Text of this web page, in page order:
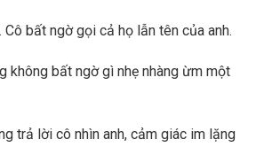
Cô bất ngờ gọi cả họ lẫn tên của anh.
không bất ngờ gì nhẹ nhàng ừm một
trả lời cô nhìn anh, cảm giác im lặng